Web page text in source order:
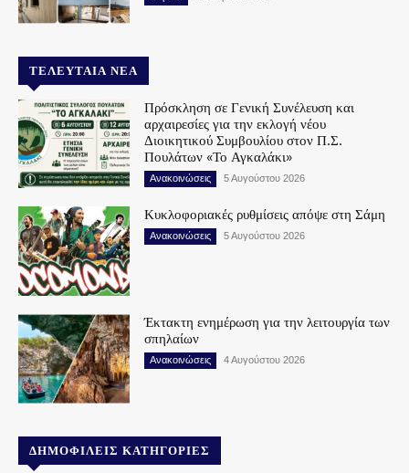
ΤΕΛΕΥΤΑΊΑ ΝΈΑ
Πρόσκληση σε Γενική Συνέλευση και
αρχαιρεσίες για την εκλογή νέου
Διοικητικού Συμβουλίου στον Π.Σ.
Πουλάτων «Το Αγκαλάκι»
Ανακοινώσεις 5 Αυγούστου 2026
Κυκλοφοριακές ρυθμίσεις απόψε στη Σάμη
Ανακοινώσεις 5 Αυγούστου 2026
Έκτακτη ενημέρωση για την λειτουργία των
σπηλαίων
Ανακοινώσεις 4 Αυγούστου 2026
ΔΗΜΟΦΙΛΕΊΣ ΚΑΤΗΓΟΡΊΕΣ